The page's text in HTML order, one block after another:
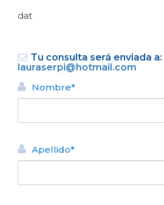
dat
Tu consulta será enviada a:
lauraserpi@hotmail.com
Nombre*
Apellido*